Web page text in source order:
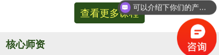
查看更多课程
核心师资 更多
可以介绍下你们的产品么？